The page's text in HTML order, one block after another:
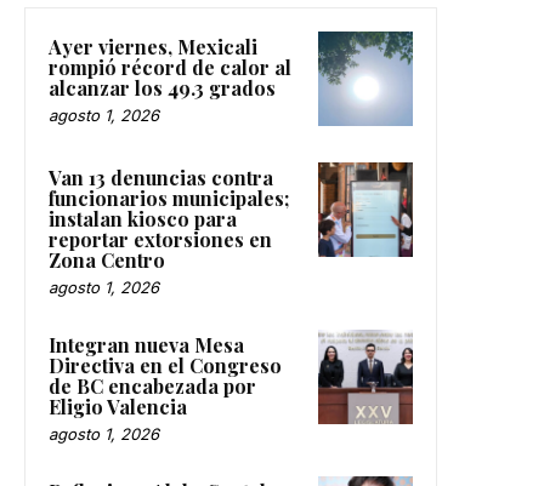
Ayer viernes, Mexicali
rompió récord de calor al
alcanzar los 49.3 grados
agosto 1, 2026
Van 13 denuncias contra
funcionarios municipales;
instalan kiosco para
reportar extorsiones en
Zona Centro
agosto 1, 2026
Integran nueva Mesa
Directiva en el Congreso
de BC encabezada por
Eligio Valencia
agosto 1, 2026